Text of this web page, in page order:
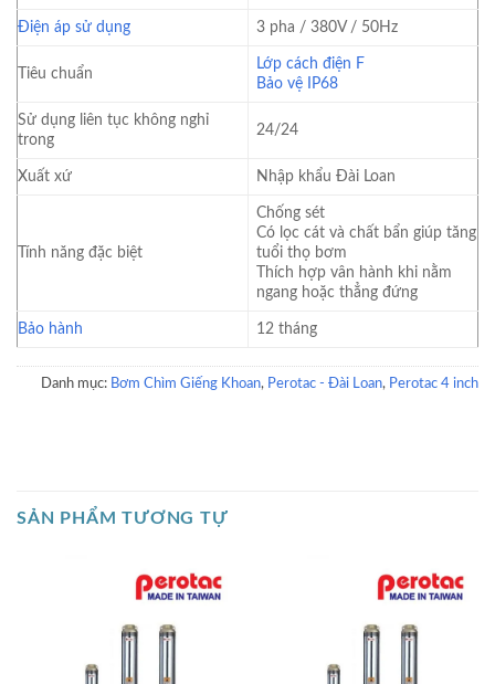
Điện áp sử dụng 3 pha / 380V / 50Hz
Tiêu chuẩn
Lớp cách điện F
Bảo vệ IP68
Sử dụng liên tục không nghỉ
trong
24/24
Xuất xứ Nhập khẩu Đài Loan
Tính năng đặc biệt
Chống sét
Có lọc cát và chất bẩn giúp tăng
tuổi thọ bơm
Thích hợp vân hành khi nằm
ngang hoặc thẳng đứng
Bảo hành 12 tháng
Danh mục: Bơm Chìm Giếng Khoan, Perotac - Đài Loan, Perotac 4 inch
SẢN PHẨM TƯƠNG TỰ